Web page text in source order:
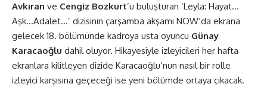
Avkıran ve Cengiz Bozkurt’u buluşturan ‘Leyla: Hayat…
Aşk…Adalet…’ dizisinin çarşamba akşamı NOW’da ekrana
gelecek 18. bölümünde kadroya usta oyuncu Günay
Karacaoğlu dahil oluyor. Hikayesiyle izleyicileri her hafta
ekranlara kilitleyen dizide Karacaoğlu’nun nasıl bir rolle
izleyici karşısına geçeceği ise yeni bölümde ortaya çıkacak.